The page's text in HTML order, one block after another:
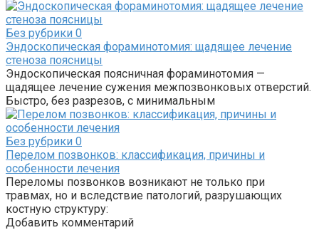
Без рубрики 0
Эндоскопическая фораминотомия: щадящее лечение
стеноза поясницы
Эндоскопическая поясничная фораминотомия —
щадящее лечение сужения межпозвонковых отверстий.
Быстро, без разрезов, с минимальным
Без рубрики 0
Перелом позвонков: классификация, причины и
особенности лечения
Переломы позвонков возникают не только при
травмах, но и вследствие патологий, разрушающих
костную структуру:
Добавить комментарий